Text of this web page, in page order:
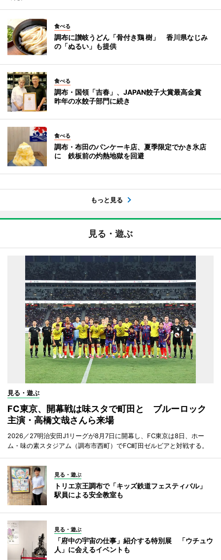
食べる
調布に讃岐うどん「骨付き鶏 樹」 香川県なじみ
の「ぬるい」も提供
食べる
調布・国領「吉春」、JAPAN餃子大賞最高金賞
昨年の水餃子部門に続き
食べる
調布・布田のパンケーキ店、夏季限定でかき氷店
に 鉄板前の灼熱地獄を回避
もっと見る
見る・遊ぶ
見る・遊ぶ
FC東京、開幕戦は味スタで町田と ブルーロック
主演・高橋文哉さんら来場
2026／27明治安田J1リーグが8月7日に開幕し、FC東京は8日、ホー
ム・味の素スタジアム（調布市西町）でFC町田ゼルビアと対戦する。
見る・遊ぶ
トリエ京王調布で「キッズ鉄道フェスティバル」
駅員による安全教室も
見る・遊ぶ
「府中の宇宙の仕事」紹介する特別展 「ウチュウ
人」に会えるイベントも